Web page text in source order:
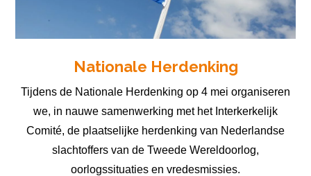
Nationale Herdenking
Tijdens de Nationale Herdenking op 4 mei organiseren
we, in nauwe samenwerking met het Interkerkelijk
Comité, de plaatselijke herdenking van Nederlandse
slachtoffers van de Tweede Wereldoorlog,
oorlogssituaties en vredesmissies.